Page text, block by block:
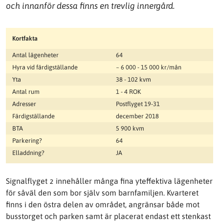
och innanför dessa finns en trevlig innergård.
Kortfakta
Antal lägenheter
64
Hyra vid färdigställande
~ 6 000 - 15 000 kr/mån
Yta
38 - 102 kvm
Antal rum
1 - 4 ROK
Adresser
Postflyget 19-31
Färdigställande
december 2018
BTA
5 900 kvm
Parkering?
64
Elladdning?
JA
Signalflyget 2 innehåller många fina yteffektiva lägenheter
för såväl den som bor själv som barnfamiljen. Kvarteret
finns i den östra delen av området, angränsar både mot
busstorget och parken samt är placerat endast ett stenkast